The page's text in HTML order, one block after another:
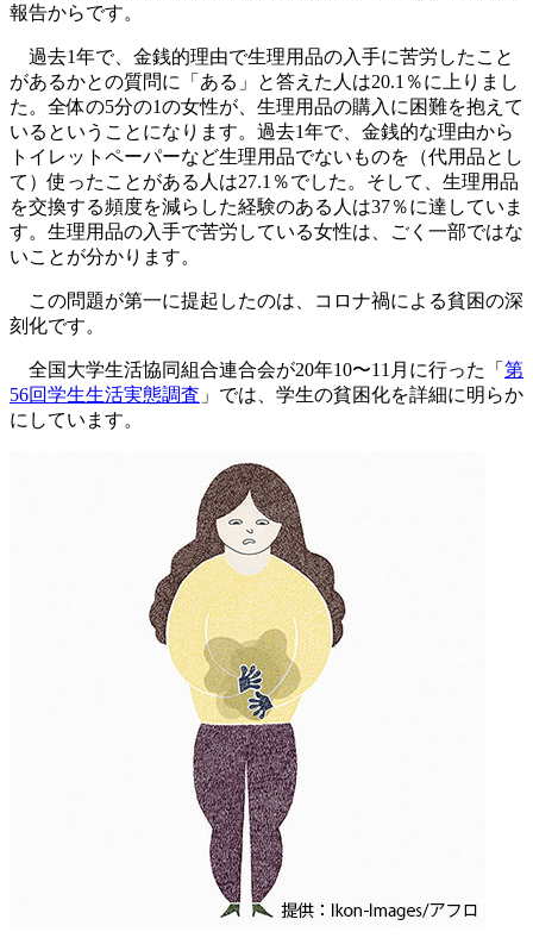
報告からです。
過去1年で、金銭的理由で生理用品の入手に苦労したこと
があるかとの質問に「ある」と答えた人は20.1％に上りまし
た。全体の5分の1の女性が、生理用品の購入に困難を抱えて
いるということになります。過去1年で、金銭的な理由から
トイレットペーパーなど生理用品でないものを（代用品とし
て）使ったことがある人は27.1％でした。そして、生理用品
を交換する頻度を減らした経験のある人は37％に達していま
す。生理用品の入手で苦労している女性は、ごく一部ではな
いことが分かります。
この問題が第一に提起したのは、コロナ禍による貧困の深
刻化です。
全国大学生活協同組合連合会が20年10〜11月に行った「 第
56回学生生活実態調査 」では、学生の貧困化を詳細に明らか
にしています。